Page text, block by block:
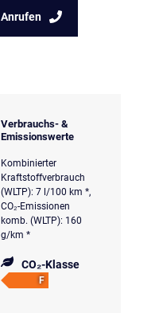
Anrufen
Verbrauchs- &
Emissionswerte
Kombinierter
Kraftstoffverbrauch
(WLTP): 7 l/100 km *,
CO₂-Emissionen
komb. (WLTP): 160
g/km *
CO₂-Klasse
F